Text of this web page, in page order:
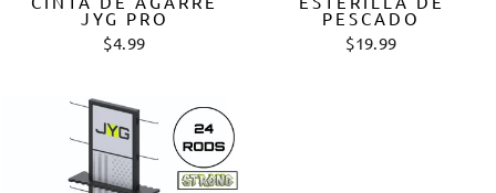
JYG PRO
$4.99
PESCADO
$19.99